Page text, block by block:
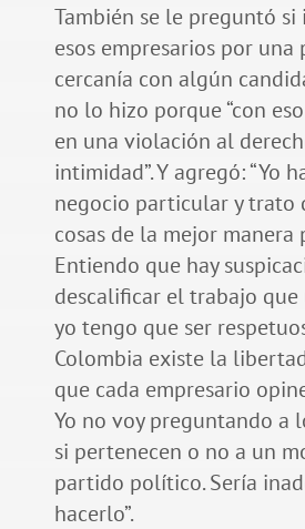
También se le preguntó
esos empresarios por una
cercanía con algún
no lo hizo porque “con
en una violación al
intimidad”. Y agregó: “Yo
negocio particular y trato
cosas de la mejor manera
Entiendo que hay
descalificar el trabajo que
yo tengo que ser
Colombia existe la
que cada empresario
Yo no voy preguntando a
si pertenecen o no a un
partido político. Sería
hacerlo”.